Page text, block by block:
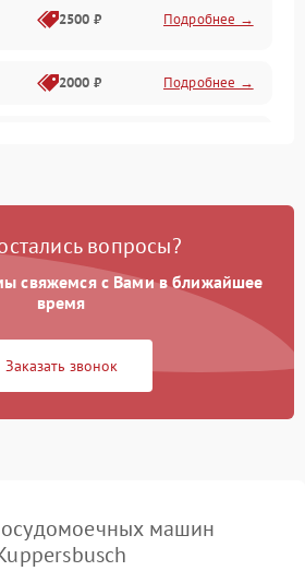
2500 ₽ Подробнее →
2000 ₽ Подробнее →
2100 ₽ Подробнее →
1700 ₽
вопросы?
свяжемся с Вами в ближайшее
время
Заказать звонок
машин